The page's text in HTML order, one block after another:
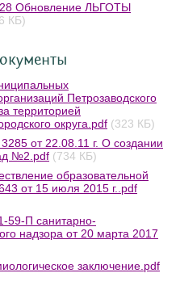
Обновление ЛЬГОТЫ
КБ)
Петрозаводского
территорией
округа.pdf (323 КБ)
от 22.08.11 г. О создании
№2.pdf (734 КБ)
образовательной
от 15 июля 2015 г..pdf
59-П санитарно-
надзора от 20 марта 2017
заключение.pdf